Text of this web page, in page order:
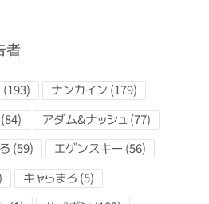
者
(193)
ナンカイン (179)
アダム&ナッシュ (77)
(59)
エゲンスキー (56)
キャらまろ (5)